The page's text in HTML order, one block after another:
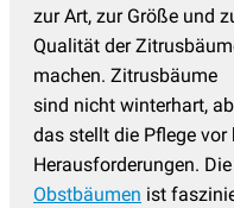
zur Art, zur Größe und
Qualität der
machen. Zitrusbäume
sind nicht winterhart,
das stellt die Pflege vor
Herausforderungen.
Obstbäumen ist